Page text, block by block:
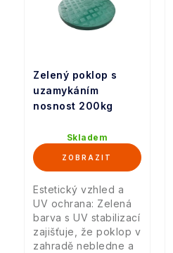
Zelený poklop s
uzamykáním
nosnost 200kg
Skladem
Estetický vzhled a
UV ochrana: Zelená
barva s UV stabilizací
zajišťuje, že poklop v
zahradě nebledne a